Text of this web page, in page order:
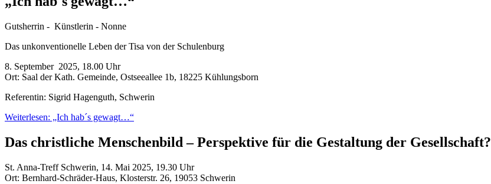
Gutsherrin - Künstlerin - Nonne
Das unkonventionelle Leben der Tisa von der Schulenburg
8. September 2025, 18.00 Uhr
Ort: Saal der Kath. Gemeinde, Ostseeallee 1b, 18225 Kühlungsborn
Referentin: Sigrid Hagenguth, Schwerin
Weiterlesen: „Ich hab´s gewagt…“
Das christliche Menschenbild – Perspektive für die Gestaltung der Gesellschaft?
St. Anna-Treff Schwerin, 14. Mai 2025, 19.30 Uhr
Ort: Bernhard-Schräder-Haus, Klosterstr. 26, 19053 Schwerin